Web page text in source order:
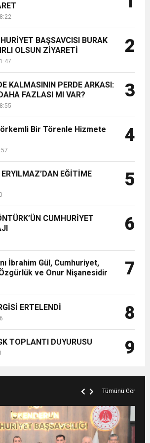
BAYRAMI MESAJI
VERGİSİ ERTELENDİ
BAŞKAN EMRAH
DOKUNAN ZİYARET
davaya katıldı. ...
BAŞSAVCISI BURAK
OLSUN ZİYARETİ
2
KALMASININ PERDE ARKASI:
FAZLASI MI VAR?
3
Bir Törenle Hizmete
4
EĞİTİME
5
CUMHURİYET
6
İbrahim Gül, Cumhuriyet,
ve Onur Nişanesidir
7
ERTELENDİ 8
TOPLANTI DUYURUSU 9
Tümünü Gör